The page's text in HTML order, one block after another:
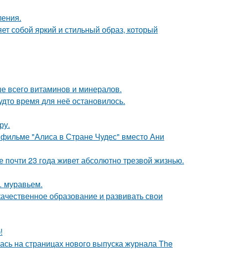
собой яркий и стильный образ, который
всего витаминов и минералов.
время для неё остановилось.
"Алиса в Стране Чудес" вместо Ани
почти 23 года живет абсолютно трезвой жизнью.
муравьем.
образование и развивать свои
на страницах нового выпуска журнала The